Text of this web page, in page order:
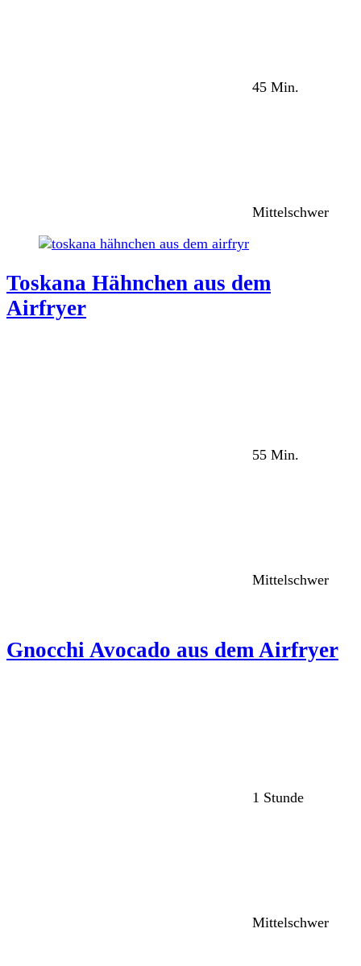
45 Min.
Mittelschwer
Toskana Hähnchen aus dem
Airfryer
55 Min.
Mittelschwer
Gnocchi Avocado aus dem Airfryer
1 Stunde
Mittelschwer